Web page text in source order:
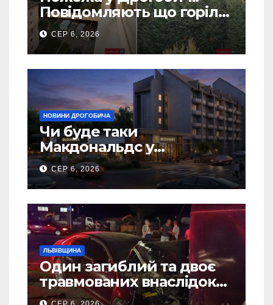
Повідомляють що горіло
5 гаражів (Відео)
СЕР 6, 2026
НОВИНИ ДРОГОБИЧА
Чи буде таки
Макдональдс у
Дрогобичі? (Фото)
СЕР 6, 2026
ЛЬВІВЩИНА
Один загиблий та двоє
травмованих внаслідок
ДТП на Самбірщині